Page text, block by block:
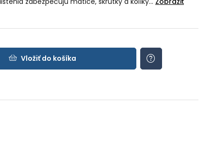
Vložiť do košíka